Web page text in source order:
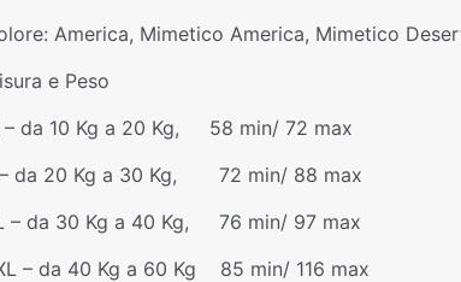
America, Mimetico America, Mimetico
e Peso
– da 10 Kg a 20 Kg, 58 min/ 72 max
da 20 Kg a 30 Kg, 72 min/ 88 max
– da 30 Kg a 40 Kg, 76 min/ 97 max
– da 40 Kg a 60 Kg 85 min/ 116 max